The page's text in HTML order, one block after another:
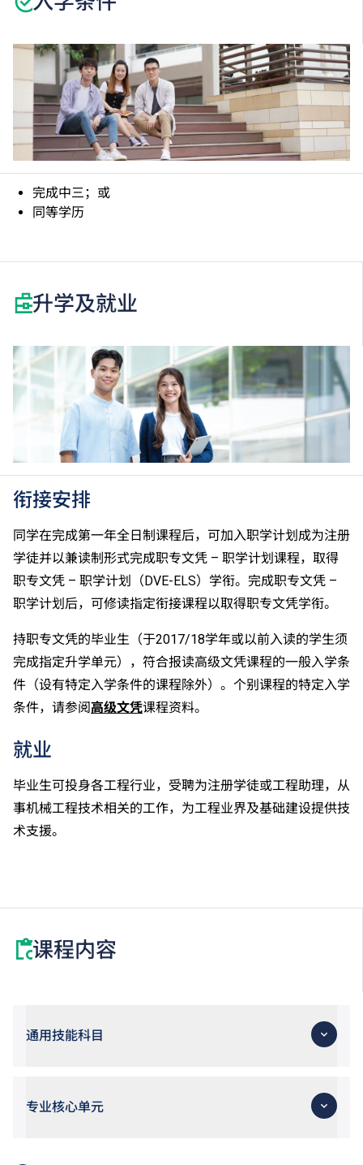
完成中三；或
同等学历
升学及就业
衔接安排
同学在完成第一年全日制课程后，可加入职学计划成为注册
学徒并以兼读制形式完成职专文凭 – 职学计划课程，取得
职专文凭 – 职学计划（DVE-ELS）学衔。完成职专文凭 –
职学计划后，可修读指定衔接课程以取得职专文凭学衔。
持职专文凭的毕业生（于2017/18学年或以前入读的学生须
完成指定升学单元），符合报读高级文凭课程的一般入学条
件（设有特定入学条件的课程除外）。个别课程的特定入学
条件，请参阅高级文凭课程资料。
就业
毕业生可投身各工程行业，受聘为注册学徒或工程助理，从
事机械工程技术相关的工作，为工程业界及基础建设提供技
术支援。
课程内容
通用技能科目
专业核心单元